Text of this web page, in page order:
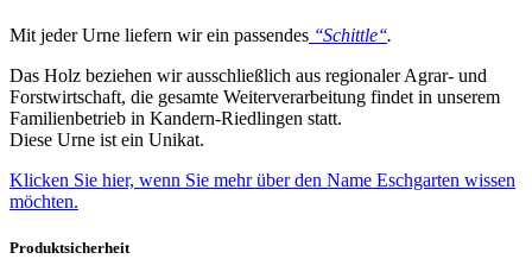
Mit jeder Urne liefern wir ein passendes ‘‘Schittle‘‘.
Das Holz beziehen wir ausschließlich aus regionaler Agrar- und
Forstwirtschaft, die gesamte Weiterverarbeitung findet in unserem
Familienbetrieb in Kandern-Riedlingen statt.
Diese Urne ist ein Unikat.
Klicken Sie hier, wenn Sie mehr über den Name Eschgarten wissen
möchten.
Produktsicherheit